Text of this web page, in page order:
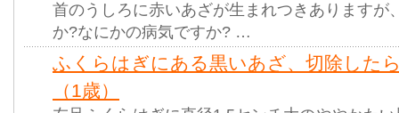
首のうしろに赤いあざが生まれつきありますが
か?なにかの病気ですか? …
ふくらはぎにある黒いあざ、切除した
（1歳）